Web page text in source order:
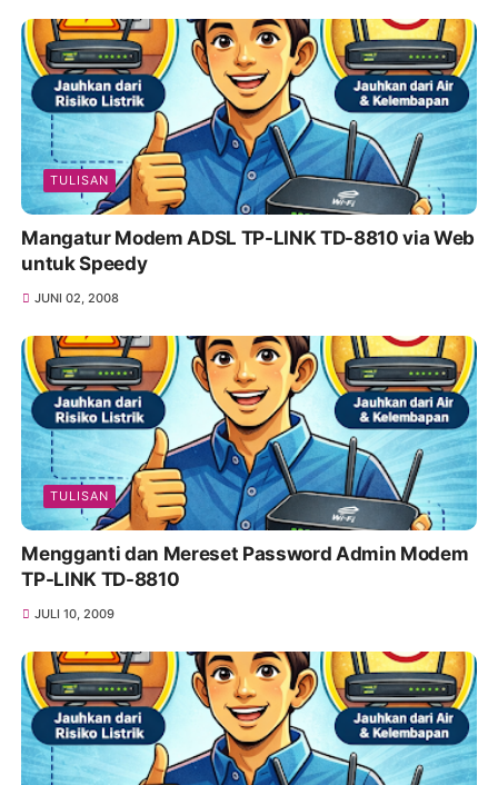
TULISAN
Mangatur Modem ADSL TP-LINK TD-8810 via Web
untuk Speedy
JUNI 02, 2008
TULISAN
Mengganti dan Mereset Password Admin Modem
TP-LINK TD-8810
JULI 10, 2009